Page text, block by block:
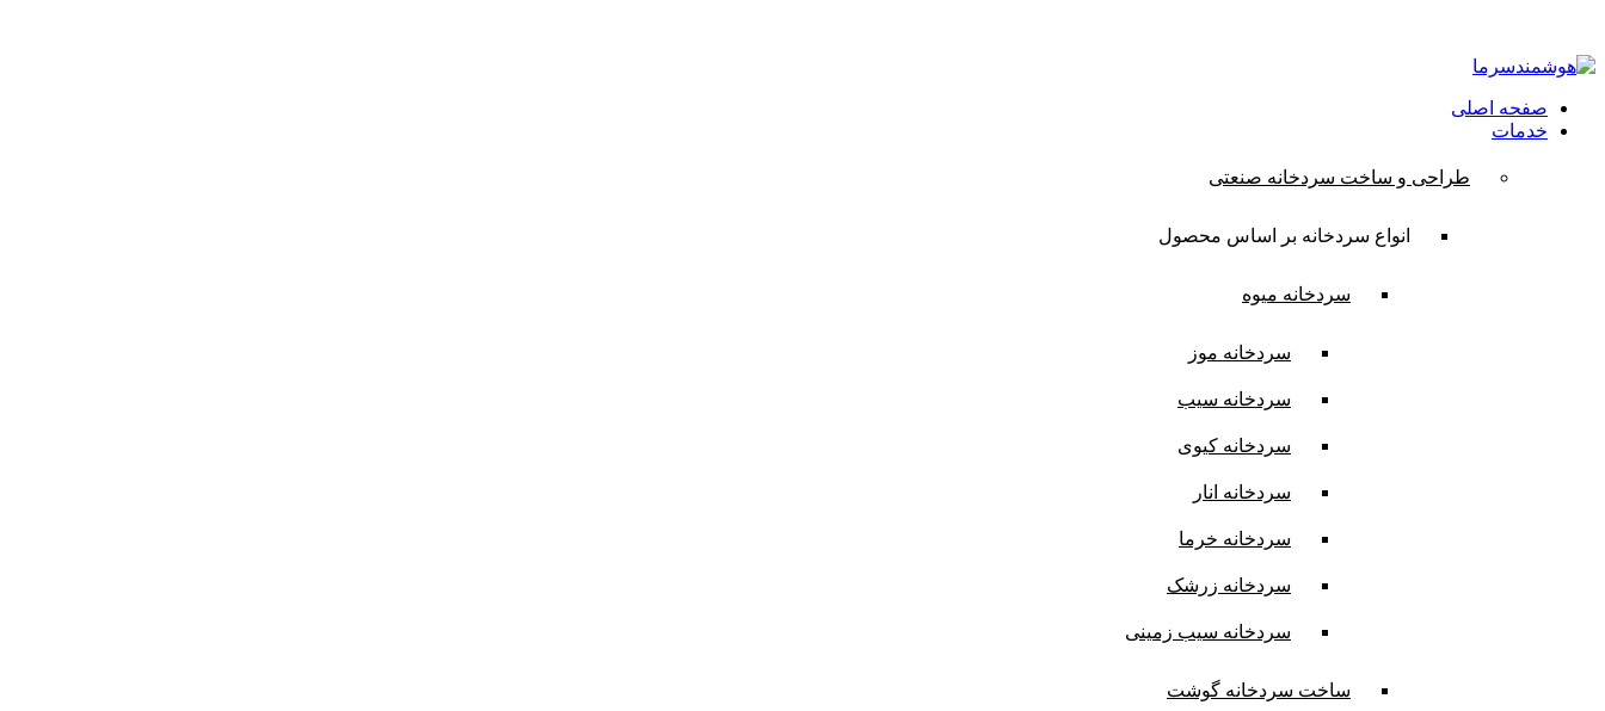
صفحه اصلی
خدمات
طراحی و ساخت سردخانه صنعتی
انواع سردخانه بر اساس محصول
سردخانه میوه
سردخانه موز
سردخانه سیب
سردخانه کیوی
سردخانه انار
سردخانه خرما
سردخانه زرشک
سردخانه سیب زمینی
ساخت سردخانه گوشت